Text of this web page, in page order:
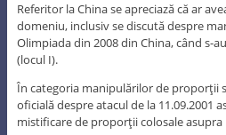
Referitor la China se apreciază că ar
domeniu, inclusiv se discută despre
Olimpiada din 2008 din China, când s-
(locul I).
În categoria manipulărilor de proporţii
oficială despre atacul de la 11.09.2001
mistificare de proporţii colosale